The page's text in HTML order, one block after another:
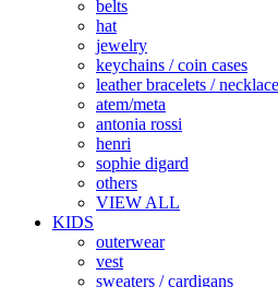
belts
hat
jewelry
keychains / coin cases
leather bracelets /
atem/meta
antonia rossi
henri
sophie digard
others
VIEW ALL
KIDS
outerwear
vest
sweaters / cardigans